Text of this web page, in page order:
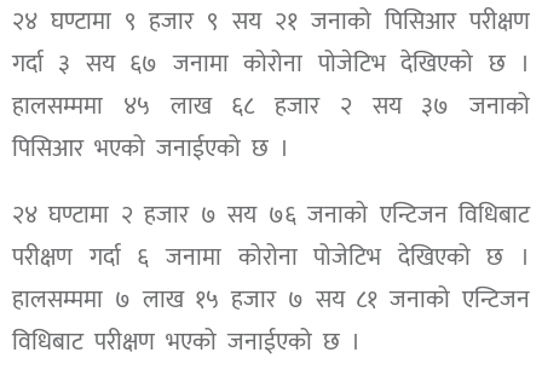
२४ घण्टामा ९ हजार ९ सय २१ जनाको पिसिआर परीक्षण
गर्दा ३ सय ६७ जनामा कोरोना पोजेटिभ देखिएको छ ।
हालसम्ममा ४५ लाख ६८ हजार २ सय ३७ जनाको
पिसिआर भएको जनाईएको छ ।
२४ घण्टामा २ हजार ७ सय ७६ जनाको एन्टिजन विधिबाट
परीक्षण गर्दा ६ जनामा कोरोना पोजेटिभ देखिएको छ ।
हालसम्ममा ७ लाख १५ हजार ७ सय ८१ जनाको एन्टिजन
विधिबाट परीक्षण भएको जनाईएको छ ।